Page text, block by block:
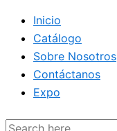
Inicio
Catálogo
Sobre Nosotros
Contáctanos
Expo